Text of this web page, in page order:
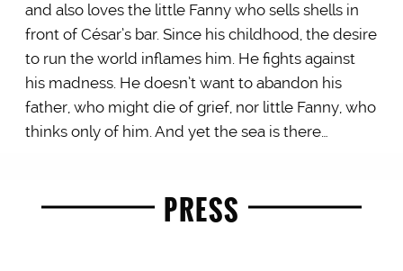
and also loves the little Fanny who sells shells in
front of César’s bar. Since his childhood, the desire
to run the world inflames him. He fights against
his madness. He doesn’t want to abandon his
father, who might die of grief, nor little Fanny, who
thinks only of him. And yet the sea is there…
PRESS